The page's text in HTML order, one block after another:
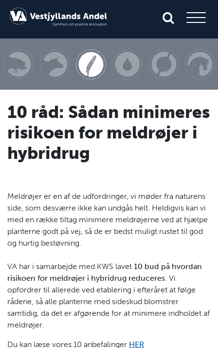
10 råd: Sådan minimeres
risikoen for meldrøjer i
hybridrug
Meldrøjer er en af de udfordringer, vi møder fra naturens
side, som desværre ikke kan undgås helt. Heldigvis kan vi
med en række tiltag minimere meldrøjerne ved at hjælpe
planterne godt på vej, så de er bedst muligt rustet til god
og hurtig bestøvning.
VA har i samarbejde med KWS lavet 10 bud på hvordan
risikoen for meldrøjer i hybridrug reduceres. Vi
opfordrer til allerede ved etablering i efteråret at følge
rådene, så alle planterne med sideskud blomstrer
samtidig, da det er afgørende for at minimere indholdet af
meldrøjer.
Du kan læse vores 10 anbefalinger HER